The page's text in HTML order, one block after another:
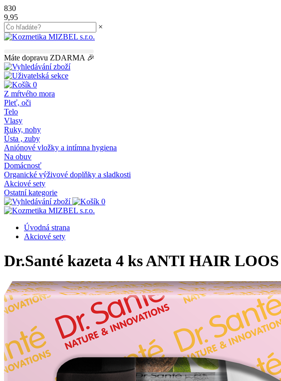
830
9,95
×
Máte dopravu ZDARMA 🎉
0
Z mŕtvého mora
Pleť, oči
Telo
Vlasy
Ruky, nohy
Ústa , zuby
Aniónové vložky a intímna hygiena
Na obuv
Domácnosť
Organické výživové doplňky a sladkosti
Akciové sety
Ostatní kategorie
0
Úvodná strana
Akciové sety
Dr.Santé kazeta 4 ks ANTI HAIR